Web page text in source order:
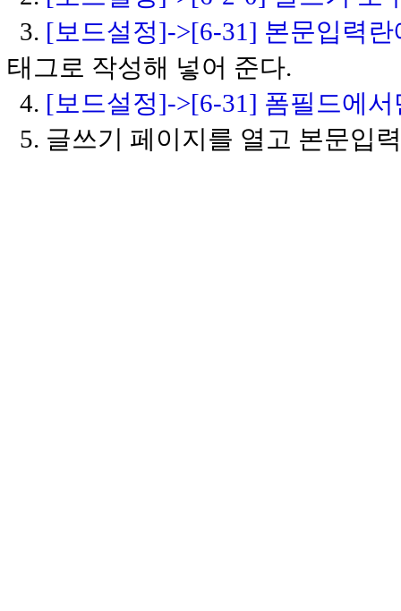
3. [보드설정]->[6-31] 본문입력
태그로 작성해 넣어 준다.
4. [보드설정]->[6-31] 폼필드에
5. 글쓰기 페이지를 열고 본문입